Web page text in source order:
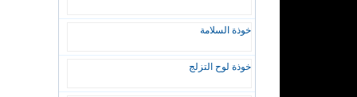
خوذة السلامة
خوذة لوح التزلج